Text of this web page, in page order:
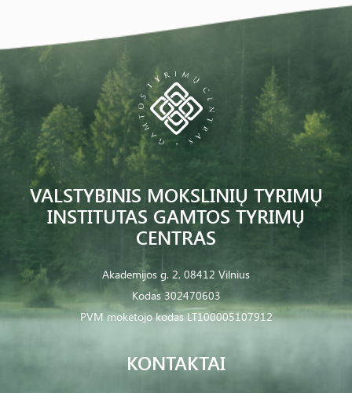
VALSTYBINIS MOKSLINIŲ TYRIMŲ
INSTITUTAS GAMTOS TYRIMŲ
CENTRAS
Akademijos g. 2, 08412 Vilnius
Kodas 302470603
PVM mokėtojo kodas LT100005107912
KONTAKTAI